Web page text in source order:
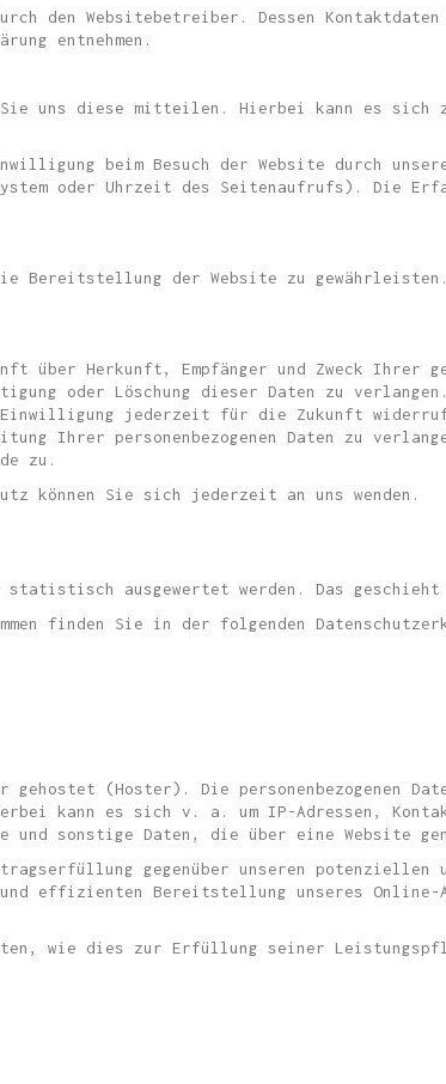
den Websitebetreiber. Dessen
entnehmen.
Sie uns diese mitteilen. Hierbei kann es
beim Besuch der Website durch
oder Uhrzeit des Seitenaufrufs). Die
der Website zu gewährleisten.
Herkunft, Empfänger und Zweck Ihrer
oder Löschung dieser Daten zu
jederzeit für die Zukunft
Ihrer personenbezogenen Daten zu
zu.
können Sie sich jederzeit an uns wenden.
ausgewertet werden. Das geschieht
finden Sie in der folgenden
(Hoster). Die personenbezogenen
kann es sich v. a. um IP-Adressen,
und sonstige Daten, die über eine Website
gegenüber unseren
effizienten Bereitstellung unseres
wie dies zur Erfüllung seiner